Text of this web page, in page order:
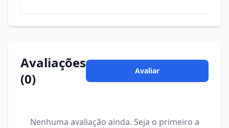
Avaliações
(0)
Avaliar
Nenhuma avaliação ainda. Seja o primeiro a